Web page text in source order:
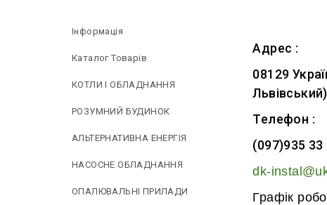
Інформація
Каталог Товарів
КОТЛИ І ОБЛАДНАННЯ
РОЗУМНИЙ БУДИНОК
АЛЬТЕРНАТИВНА ЕНЕРГІЯ
НAСОСНЕ ОБЛАДНАННЯ
ОПАЛЮВАЛЬНІ ПРИЛАДИ
Адрес :
08129
Львівський)
Телефон :
(097)935
dk-
Графік